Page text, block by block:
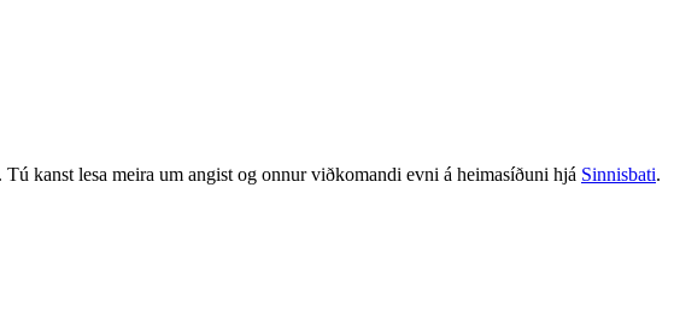
kanst lesa meira um angist og onnur viðkomandi evni á heimasíðuni hjá Sinnisbati.